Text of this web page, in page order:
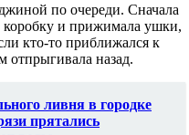
по очереди. Сначала
коробку и прижимала ушки,
кто-то приближался к
отпрыгивала назад.
ливня в городке
прятались